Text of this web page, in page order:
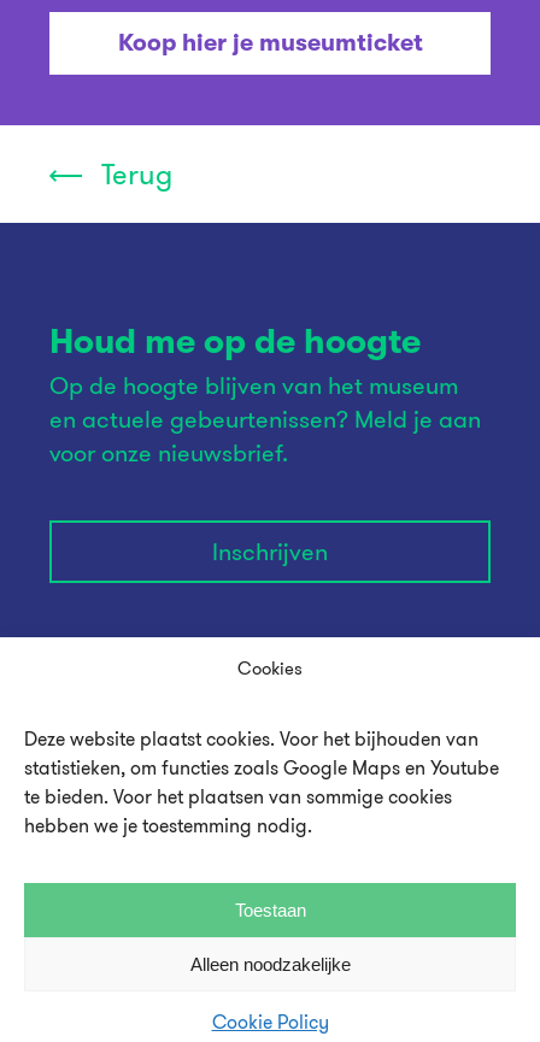
Cookies
Deze website plaatst cookies. Voor het bijhouden van
statistieken, om functies zoals Google Maps en Youtube
te bieden. Voor het plaatsen van sommige cookies
hebben we je toestemming nodig.
Toestaan
Alleen noodzakelijke
Cookie Policy
Koop hier je museumticket
Terug
Houd me op de hoogte
Op de hoogte blijven van het museum
en actuele gebeurtenissen? Meld je aan
voor onze nieuwsbrief.
Inschrijven